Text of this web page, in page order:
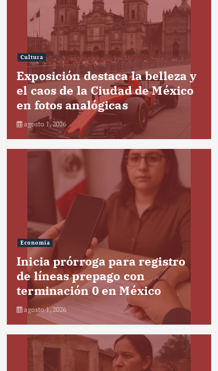
Cultura
Exposición destaca la belleza y
el caos de la Ciudad de México
en fotos analógicas
agosto 1, 2026
Economía
Inicia prórroga para registro
de líneas prepago con
terminación 0 en México
agosto 1, 2026